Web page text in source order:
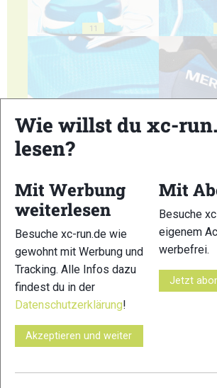
11
13
15
17
Wie willst du xc-
lesen?
Mit Werbung
weiterlesen
Besuche xc-run.de wie
gewohnt mit Werbung und
Tracking. Alle Infos dazu
findest du in der
Datenschutzerklärung!
Akzeptieren und weiter
Mit
Besuche
eigenem
werbefrei.
Jetzt